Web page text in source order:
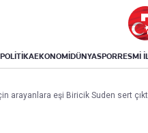
POLİTİKAEKONOMİDÜNYASPORRESMİ
Avrupa
Amerika
İsrail-Gazze
arayanlara eşi Biricik Suden sert